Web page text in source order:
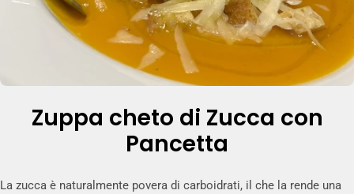
Zuppa cheto di Zucca con
Pancetta
La zucca è naturalmente povera di carboidrati, il che la rende una